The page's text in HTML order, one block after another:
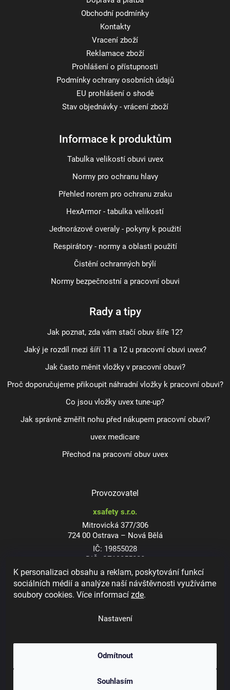
K personalizaci obsahu a reklam, poskytování funkcí
sociálních médií a analýze naší návštěvnosti využíváme
soubory cookies. Více informacízde.
Nastavení
Odmítnout
Souhlasím
Obchodní podmínky
Kontakty
Vracení zboží
Reklamace zboží
Prohlášení o přístupnosti
Podmínky ochrany osobních údajů
EU prohlášení o shodě
Stav objednávky - vrácení zboží
Informace k produktům
Tabulka velikostí obuvi uvex
Normy pro ochranu hlavy
Přehled norem pro ochranu zraku
HexArmor - tabulka velikostí
Jednorázové overaly - pokyny k použití
Respirátory - normy a oblasti použití
Čistění ochranných brýlí
Normy bezpečnostní a pracovní obuvi
Rady a tipy
Jak poznat, zda vám stačí obuv šíře 12?
Jaký je rozdíl mezi šíří 11 a 12 u pracovní obuvi uvex?
Jak často měnit vložky v pracovní obuvi?
Proč doporučujeme přikoupit náhradní vložky k pracovní obuvi?
Co jsou vložky uvex tune-up?
Jak správně změřit nohu před nákupem pracovní obuvi?
uvex medicare
Přechod na pracovní obuv uvex
Provozovatel
xsafety s.r.o.
Mitrovická 377/306
724 00 Ostrava – Nová Bělá
IČ: 19855028
DIČ: CZ19855028
Dioptrické ochranné brýle
. Všechna práva vyhrazena.